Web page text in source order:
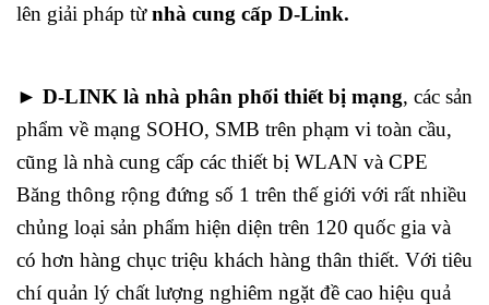
lên giải pháp từnhà cung cấp D-Link.
► D-LINK là nhà phân phối thiết bị mạng, các sản
phẩm về mạng SOHO, SMB trên phạm vi toàn cầu,
cũng là nhà cung cấp các thiết bị WLAN và CPE
Băng thông rộng đứng số 1 trên thế giới với rất nhiều
chủng loại sản phẩm hiện diện trên 120 quốc gia và
có hơn hàng chục triệu khách hàng thân thiết. Với tiêu
chí quản lý chất lượng nghiêm ngặt đề cao hiệu quả